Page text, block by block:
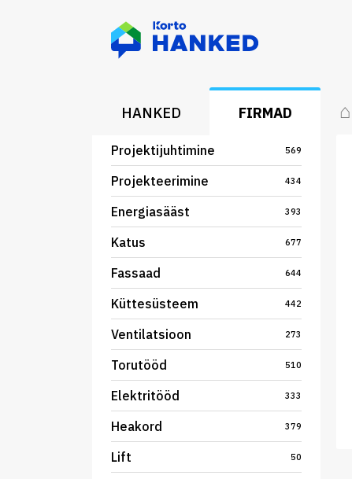
HANKED FIRMAD
Projektijuhtimine 569
Projekteerimine 434
Energiasääst 393
Katus 677
Fassaad 644
Küttesüsteem 442
Ventilatsioon 273
Torutööd 510
Elektritööd 333
Heakord 379
Lift 50
⌂